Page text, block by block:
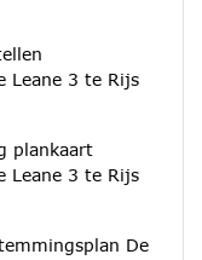
Leane 3 te Rijs
plankaart
Leane 3 te Rijs
De